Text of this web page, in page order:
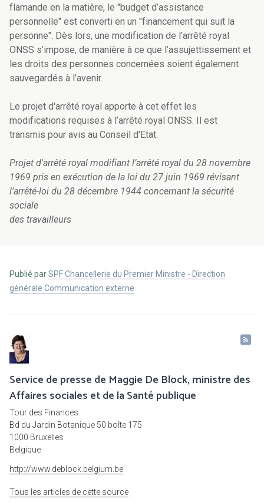
flamande en la matière, le "budget d’assistance
personnelle" est converti en un "financement qui suit la
personne". Dès lors, une modification de l’arrêté royal
ONSS s’impose, de manière à ce que l’assujettissement et
les droits des personnes concernées soient également
sauvegardés à l’avenir.
Le projet d'arrêté royal apporte à cet effet les
modifications requises à l’arrêté royal ONSS. Il est
transmis pour avis au Conseil d'Etat.
Projet d'arrêté royal modifiant l’arrêté royal du 28 novembre
1969 pris en exécution de la loi du 27 juin 1969 révisant
l’arrêté-loi du 28 décembre 1944 concernant la sécurité
sociale
des travailleurs
Publié parSPF Chancellerie du Premier Ministre - Direction
générale Communication externe
Service de presse de Maggie De Block, ministre des
Affaires sociales et de la Santé publique
Tour des Finances
Bd du Jardin Botanique 50 boîte 175
1000 Bruxelles
Belgique
http://www.deblock.belgium.be
Tous les articles de cette source